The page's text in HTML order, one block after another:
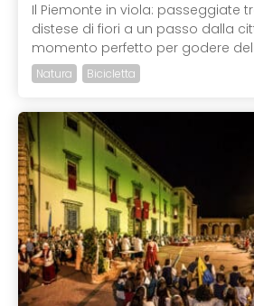
Il Piemonte in viola: passeggiate
distese di fiori a un passo dalla
momento perfetto per godere
Natura Bicicletta